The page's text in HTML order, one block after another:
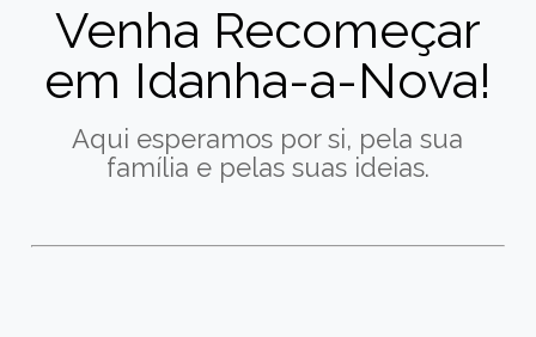
Venha Recomeçar
em Idanha-a-Nova!
Aqui esperamos por si, pela sua
família e pelas suas ideias.